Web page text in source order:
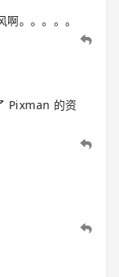
。。。。。
Pixman 的资